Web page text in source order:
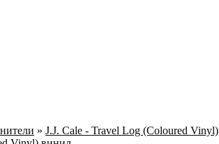
» J.J. Cale - Travel Log (Coloured Vinyl)